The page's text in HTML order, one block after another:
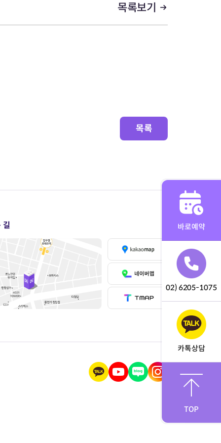
목록보기
목록
길 바로예약
02) 6205-1075
카톡상담
TOP